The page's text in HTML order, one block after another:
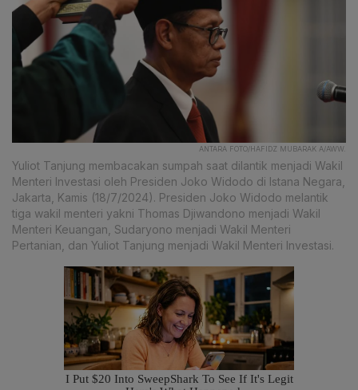
ANTARA FOTO/HAFIDZ MUBARAK A/AWW.
Yuliot Tanjung membacakan sumpah saat dilantik menjadi Wakil
Menteri Investasi oleh Presiden Joko Widodo di Istana Negara,
Jakarta, Kamis (18/7/2024). Presiden Joko Widodo melantik
tiga wakil menteri yakni Thomas Djiwandono menjadi Wakil
Menteri Keuangan, Sudaryono menjadi Wakil Menteri
Pertanian, dan Yuliot Tanjung menjadi Wakil Menteri Investasi.